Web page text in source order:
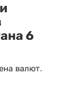
6
валют.